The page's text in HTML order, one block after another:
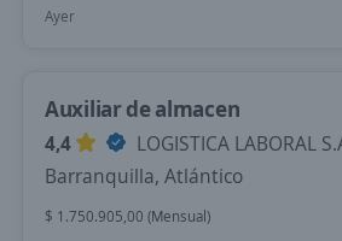
Ayer
Auxiliar de almacen
4,4
LOGISTICA LABORAL
Barranquilla, Atlántico
$ 1.750.905,00 (Mensual)